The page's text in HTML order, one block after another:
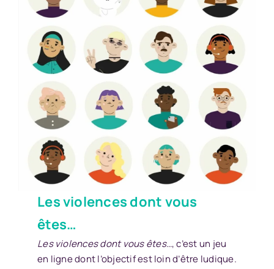
Les violences dont vous
êtes…
Les violences dont vous êtes…, c’est un jeu
en ligne dont l’objectif est loin d’être ludique.